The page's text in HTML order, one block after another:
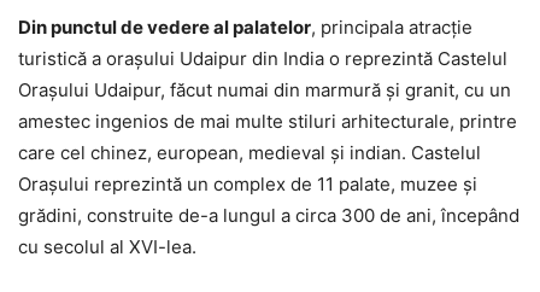
Din punctul de vedere al palatelor, principala atracție
turistică a orașului Udaipur din India o reprezintă Castelul
Orașului Udaipur, făcut numai din marmură și granit, cu un
amestec ingenios de mai multe stiluri arhitecturale, printre
care cel chinez, european, medieval și indian. Castelul
Orașului reprezintă un complex de 11 palate, muzee și
grădini, construite de-a lungul a circa 300 de ani, începând
cu secolul al XVI-lea.